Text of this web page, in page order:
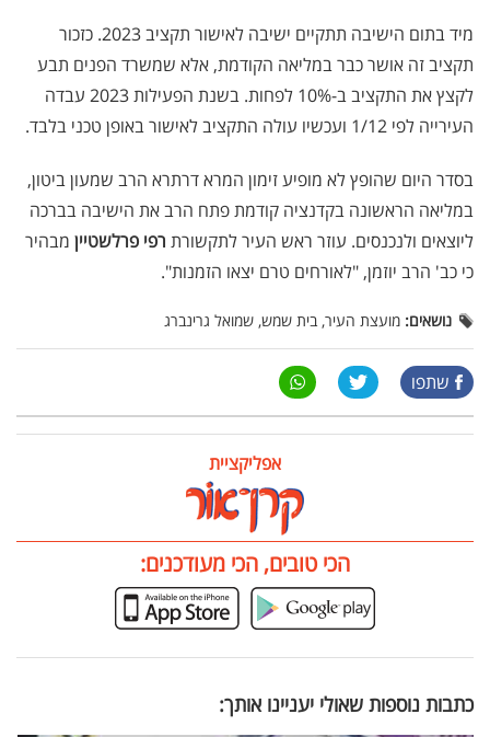
מיד בתום הישיבה תתקיים ישיבה לאישור תקציב 2023. כזכור
תקציב זה אושר כבר במליאה הקודמת, אלא שמשרד הפנים תבע
לקצץ את התקציב ב-10% לפחות. בשנת הפעילות 2023 עבדה
העירייה לפי 1/12 ועכשיו עולה התקציב לאישור באופן טכני בלבד.
בסדר היום שהופץ לא מופיע זימון המרא דרתרא הרב שמעון ביטון,
במליאה הראשונה בקדנציה קודמת פתח הרב את הישיבה בברכה
ליוצאים ולנכנסים. עוזר ראש העיר לתקשורת רפי פרלשטיין מבהיר
כי כב' הרב יוזמן, "לאורחים טרם יצאו הזמנות".
נושאים: מועצת העיר, בית שמש, שמואל גרינברג
שתפו
אפליקציית
הכי טובים, הכי מעודכנים:
כתבות נוספות שאולי יעניינו אותך: